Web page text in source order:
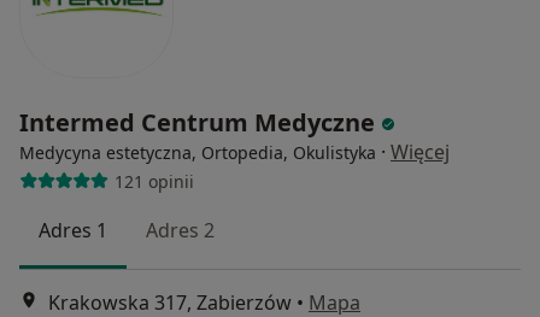
Intermed Centrum Medyczne
Medycyna estetyczna, Ortopedia, Okulistyka · Więcej
121 opinii
Adres 1 Adres 2
Krakowska 317, Zabierzów • Mapa